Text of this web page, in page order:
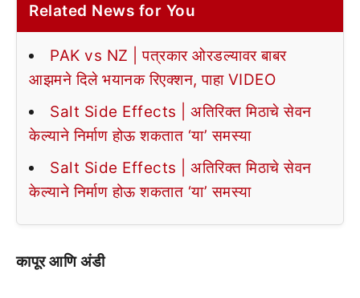
Related News for You
PAK vs NZ | पत्रकार ओरडल्यावर बाबर
आझमने दिले भयानक रिएक्शन, पाहा VIDEO
Salt Side Effects | अतिरिक्त मिठाचे सेवन
केल्याने निर्माण होऊ शकतात ‘या’ समस्या
Salt Side Effects | अतिरिक्त मिठाचे सेवन
केल्याने निर्माण होऊ शकतात ‘या’ समस्या
कापूर आणि अंडी